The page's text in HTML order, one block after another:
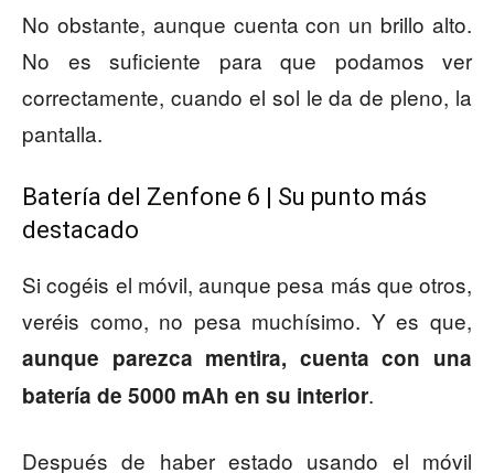
No obstante, aunque cuenta con un brillo alto.
No es suficiente para que podamos ver
correctamente, cuando el sol le da de pleno, la
pantalla.
Batería del Zenfone 6 | Su punto más
destacado
Si cogéis el móvil, aunque pesa más que otros,
veréis como, no pesa muchísimo. Y es que,
aunque parezca mentira, cuenta con una
batería de 5000 mAh en su interior.
Después de haber estado usando el móvil